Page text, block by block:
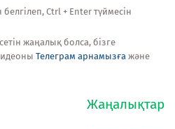
Ctrl + Enter түймесін
жаңалық болса, бізге
Телеграм арнамызға және